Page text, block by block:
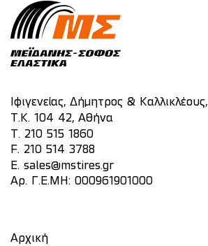
Ιφιγενείας, Δήμητρος & Καλλικλέους,
Τ.Κ. 104 42, Αθήνα
T. 210 515 1860
F. 210 514 3788
E. sales@mstires.gr
Αρ. Γ.Ε.ΜΗ: 000961901000
Αρχική